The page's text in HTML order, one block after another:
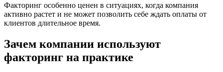
Факторинг особенно ценен в ситуациях, когда компания
активно растет и не может позволить себе ждать оплаты от
клиентов длительное время.
Зачем компании используют
факторинг на практике